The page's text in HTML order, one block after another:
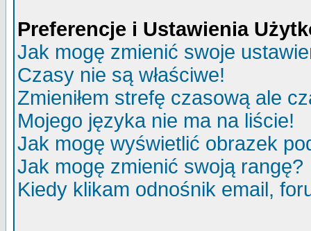
Preferencje i Ustawienia
Jak mogę zmienić swoje
Czasy nie są właściwe!
Zmieniłem strefę czasową ale
Mojego języka nie ma na liście!
Jak mogę wyświetlić obrazek
Jak mogę zmienić swoją rangę?
Kiedy klikam odnośnik email,